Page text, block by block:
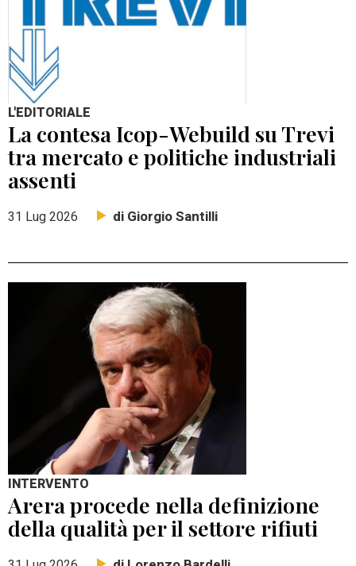
L'EDITORIALE
La contesa Icop-Webuild su Trevi
tra mercato e politiche industriali
assenti
31 Lug 2026 di Giorgio Santilli
INTERVENTO
Arera procede nella definizione
della qualità per il settore rifiuti